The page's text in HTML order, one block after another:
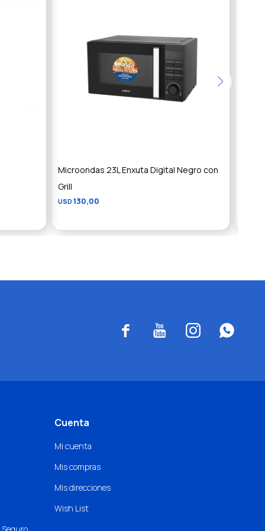
Microondas 23L Enxuta Digital Negro con
Grill
USD 130,00
   
Cuenta
Mi cuenta
Mis compras
Mis direcciones
Wish List